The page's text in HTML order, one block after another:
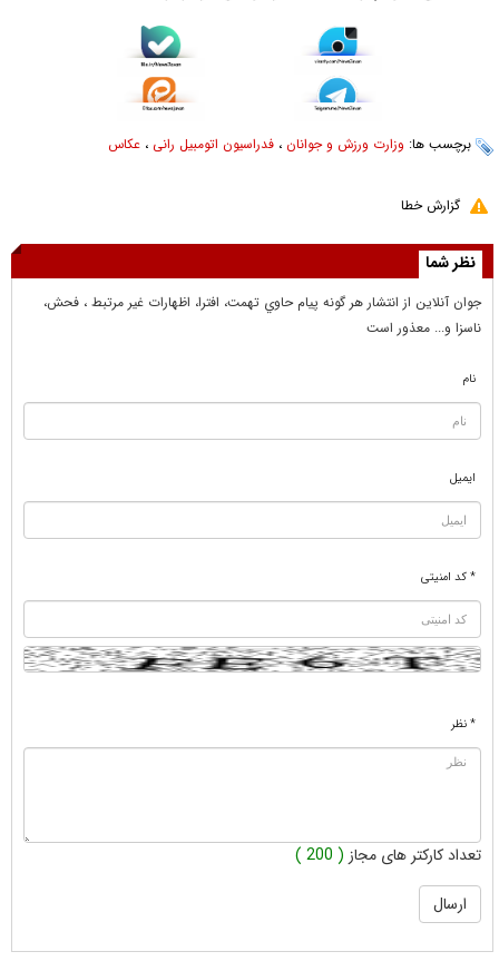
برچسب ها: وزارت ورزش و جوانان ، فدراسیون اتومبیل رانی ، عکاس
گزارش خطا
نظر شما
جوان آنلاين از انتشار هر گونه پيام حاوي تهمت، افترا، اظهارات غير مرتبط ، فحش،
ناسزا و... معذور است
نام
ایمیل
* کد امنیتی
* نظر
تعداد کارکتر های مجاز ( 200 )